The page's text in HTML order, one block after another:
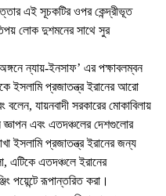
এই সূচকটির ওপর কেন্দ্রীভূত
লোক দুশমনের সাথে সুর
ন্যায়-ইনসাফ’ এর পক্ষাবলম্বন
ইসলামি প্রজাতন্ত্র ইরানের আরো
যায়নবাদী সরকারের মোকাবিলায়
এবং এতদঞ্চলের দেশগুলোর
ইসলামি প্রজাতন্ত্র ইরানের জন্য
এটিকে এতদঞ্চলে ইরানের
পয়েন্টে রূপান্তরিত করা।